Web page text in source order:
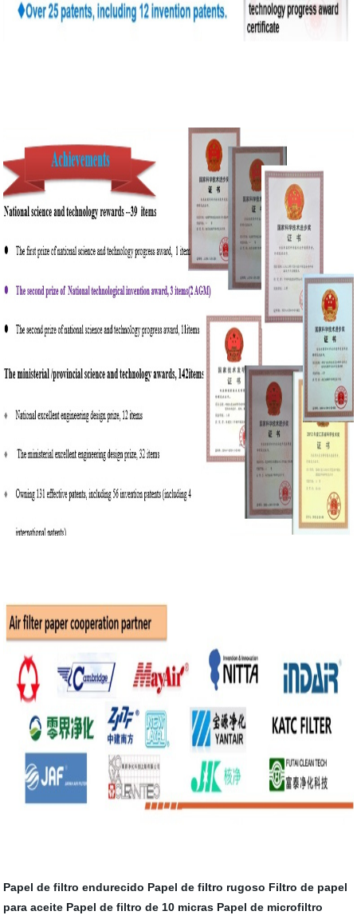
Papel de filtro endurecido Papel de filtro rugoso Filtro de papel
para aceite Papel de filtro de 10 micras Papel de microfiltro